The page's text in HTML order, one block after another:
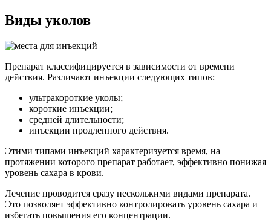
Виды уколов
Препарат классифицируется в зависимости от времени
действия. Различают инъекции следующих типов:
ультракороткие уколы;
короткие инъекции;
средней длительности;
инъекции продленного действия.
Этими типами инъекций характеризуется время, на
протяжении которого препарат работает, эффективно понижая
уровень сахара в крови.
Лечение проводится сразу несколькими видами препарата.
Это позволяет эффективно контролировать уровень сахара и
избегать повышения его концентрации.